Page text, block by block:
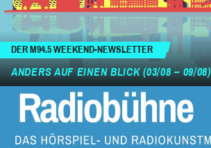
DER M94.5 WEEKEND-NEWSLETTER
ANDERS AUF EINEN BLICK (03/08 – 09/08)